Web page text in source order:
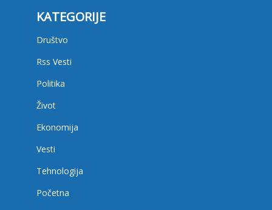
KATEGORIJE
Društvo
Rss Vesti
Politika
Život
Ekonomija
Vesti
Tehnologija
Početna